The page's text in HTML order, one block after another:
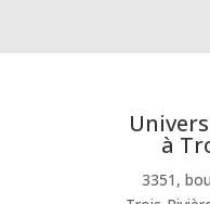
à
3351,